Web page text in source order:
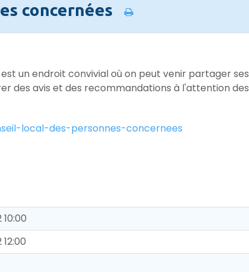
concernées
un endroit convivial où on peut venir partager ses
des avis et des recommandations à l'attention des
local-des-personnes-concernees